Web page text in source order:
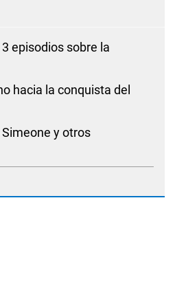
episodios sobre la
hacia la conquista del
y otros